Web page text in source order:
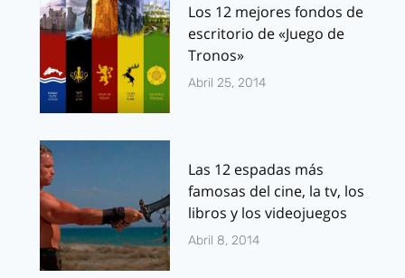
Los 12 mejores fondos de
escritorio de «Juego de
Tronos»
Abril 25, 2014
Las 12 espadas más
famosas del cine, la tv, los
libros y los videojuegos
Abril 8, 2014